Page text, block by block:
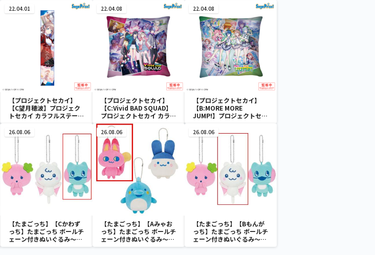
22.04.01
【プロジェクトセカイ】
【C望月穂波】プロジェク
トセカイ カラフルステー
ータオル“Leo/need”
22.04.08
【プロジェクトセカイ】
【C:Vivid BAD SQUAD】
プロジェクトセカイ カラフ
ルステージ！ feat. 初音ミ
ク [PM]クッションVol.1
22.04.08
【プロジェクトセカイ】
【B:MORE MORE
JUMP!】プロジェクトセカ
feat. 初音ミク [PM]クッシ
ョンVol.1
26.08.06
【たまごっち】【Cかわず
っち】たまごっち ボールチ
ェーン付きぬいぐるみ～
Tamagotchi Paradise～
26.08.06
【たまごっち】【Aみゃお
っち】たまごっち ボールチ
ェーン付きぬいぐるみ～
Tamagotchi Paradise～
26.08.06
【たまごっち】【Bもんが
っち】たまごっち ボールチ
ェーン付きぬいぐるみ～
Tamagotchi Paradise～